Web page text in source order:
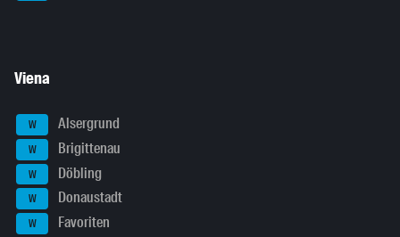
Viena
W Alsergrund
W Brigittenau
W Döbling
W Donaustadt
W Favoriten